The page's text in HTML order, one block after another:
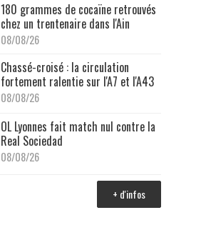
180 grammes de cocaïne retrouvés
chez un trentenaire dans l'Ain
08/08/26
Chassé-croisé : la circulation
fortement ralentie sur l'A7 et l'A43
08/08/26
OL Lyonnes fait match nul contre la
Real Sociedad
08/08/26
+ d'infos